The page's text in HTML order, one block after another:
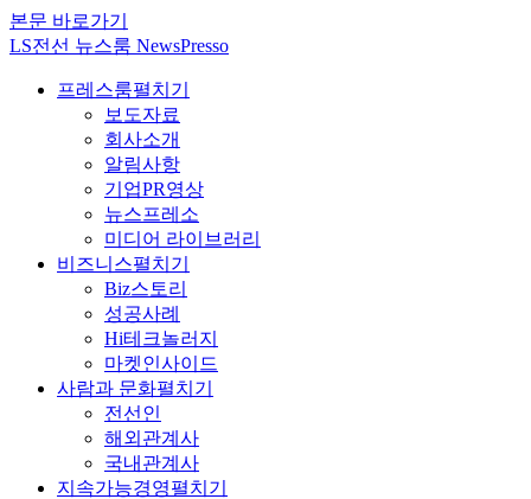
본문 바로가기
LS전선 뉴스룸 NewsPresso
프레스룸펼치기
보도자료
회사소개
알림사항
기업PR영상
뉴스프레소
미디어 라이브러리
비즈니스펼치기
Biz스토리
성공사례
Hi테크놀러지
마켓인사이드
사람과 문화펼치기
전선인
해외관계사
국내관계사
지속가능경영펼치기